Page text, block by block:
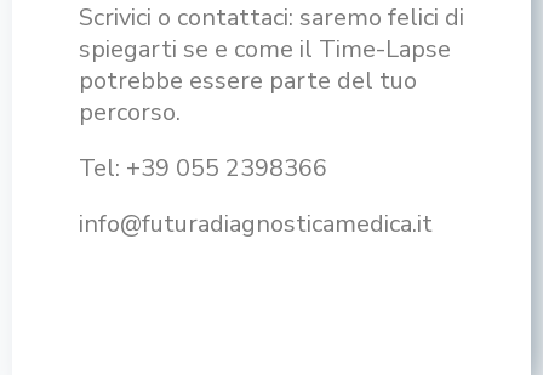
Scrivici o contattaci: saremo felici di
spiegarti se e come il Time-Lapse
potrebbe essere parte del tuo
percorso.
Tel: +39 055 2398366
info@futuradiagnosticamedica.it